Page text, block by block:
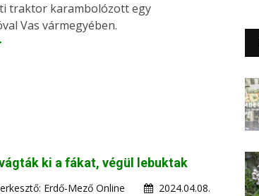
traktor karambolózott egy
Vas vármegyében.
ki a fákat, végül lebuktak
Erdő-Mező Online 2024.04.08.